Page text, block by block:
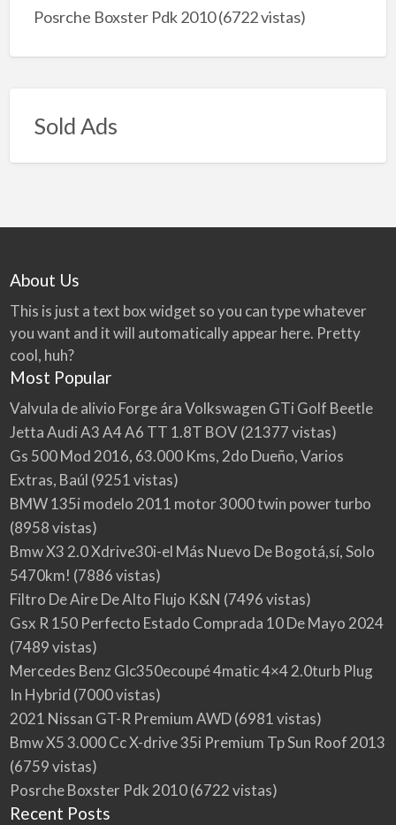
Posrche Boxster Pdk 2010(6722 vistas)
Sold Ads
About Us
This is just a text box widget so you can type whatever
you want and it will automatically appear here. Pretty
cool, huh?
Most Popular
Valvula de alivio Forge ára Volkswagen GTi Golf Beetle
Jetta Audi A3 A4 A6 TT 1.8T BOV(21377 vistas)
Gs 500 Mod 2016, 63.000 Kms, 2do Dueño, Varios
Extras, Baúl (9251 vistas)
BMW 135i modelo 2011 motor 3000 twin power turbo
(8958 vistas)
Bmw X3 2.0 Xdrive30i-el Más Nuevo De Bogotá,sí, Solo
5470km! (7886 vistas)
Filtro De Aire De Alto Flujo K&N (7496 vistas)
Gsx R 150 Perfecto Estado Comprada 10 De Mayo 2024
(7489 vistas)
Mercedes Benz Glc350ecoupé 4matic 4×4 2.0turb Plug
In Hybrid (7000 vistas)
2021 Nissan GT-R Premium AWD(6981 vistas)
Bmw X5 3.000 Cc X-drive 35i Premium Tp Sun Roof 2013
(6759 vistas)
Posrche Boxster Pdk 2010(6722 vistas)
Recent Posts